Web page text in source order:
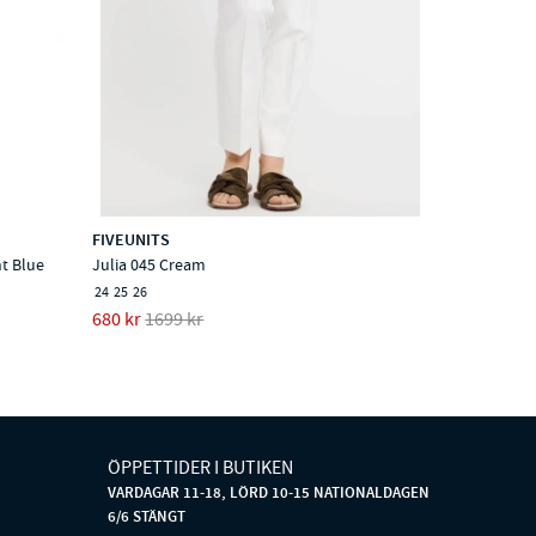
Blue
FIVEUNITS
Julia 045 Cream
24 25 26
680 kr1699 kr
ÖPPETTIDER I BUTIKEN
VARDAGAR 11-18, LÖRD 10-15 NATIONALDAGEN
6/6 STÄNGT